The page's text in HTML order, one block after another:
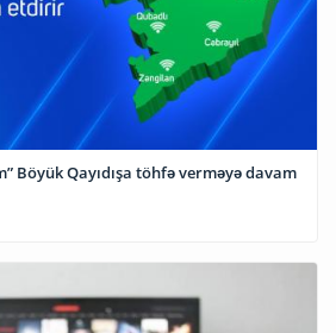
Böyük Qayıdışa töhfə verməyə davam